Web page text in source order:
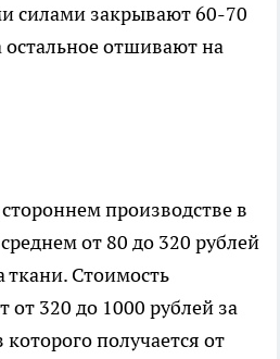
силами закрывают 60-70
отшивают на
производстве в
от 80 до 320 рублей
ткани. Стоимость
от 320 до 1000 рублей за
получается от